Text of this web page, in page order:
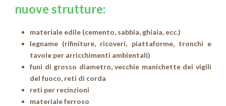
nuove strutture:
materiale edile (cemento, sabbia, ghiaia, ecc.)
legname (rifiniture, ricoveri, piattaforme, tronchi e
tavole per arricchimenti ambientali)
funi di grosso diametro, vecchie manichette dei vigili
del fuoco, reti di corda
reti per recinzioni
materiale ferroso